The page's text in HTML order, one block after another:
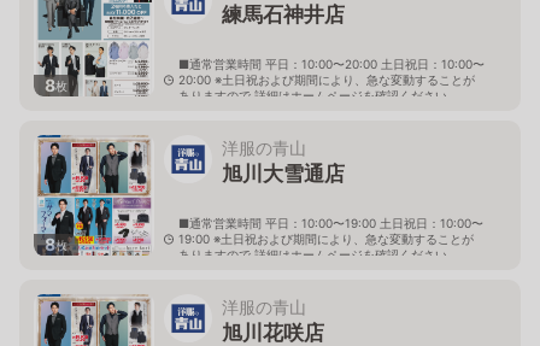
8枚
練馬石神井店
■通常営業時間 平日：10:00〜20:00 土日祝日：10:00〜
20:00 ※土日祝および期間により、急な変動することが
ありますので 詳細はホームページを確認ください
8枚
洋服の青山
旭川大雪通店
■通常営業時間 平日：10:00〜19:00 土日祝日：10:00〜
19:00 ※土日祝および期間により、急な変動することが
ありますので 詳細はホームページを確認ください
洋服の青山
旭川花咲店